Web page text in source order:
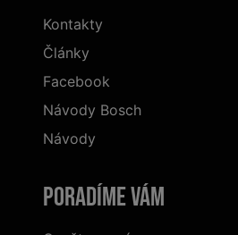
Kontakty
Články
Facebook
Návody Bosch
Návody
Poradíme Vám